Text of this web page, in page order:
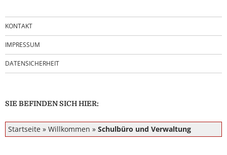
KONTAKT
IMPRESSUM
DATENSICHERHEIT
SIE BEFINDEN SICH HIER:
Startseite » Willkommen » Schulbüro und Verwaltung